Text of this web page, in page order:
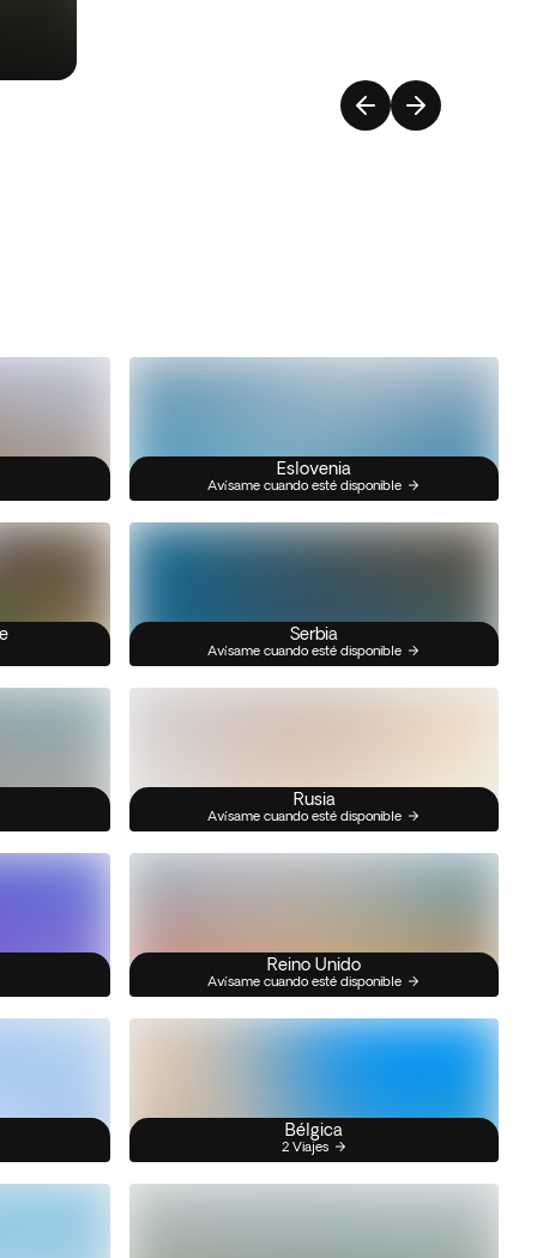
Eslovenia
Avísame cuando esté disponible
Serbia
Avísame cuando esté disponible
Rusia
Avísame cuando esté disponible
Reino Unido
Avísame cuando esté disponible
Bélgica
2 Viajes